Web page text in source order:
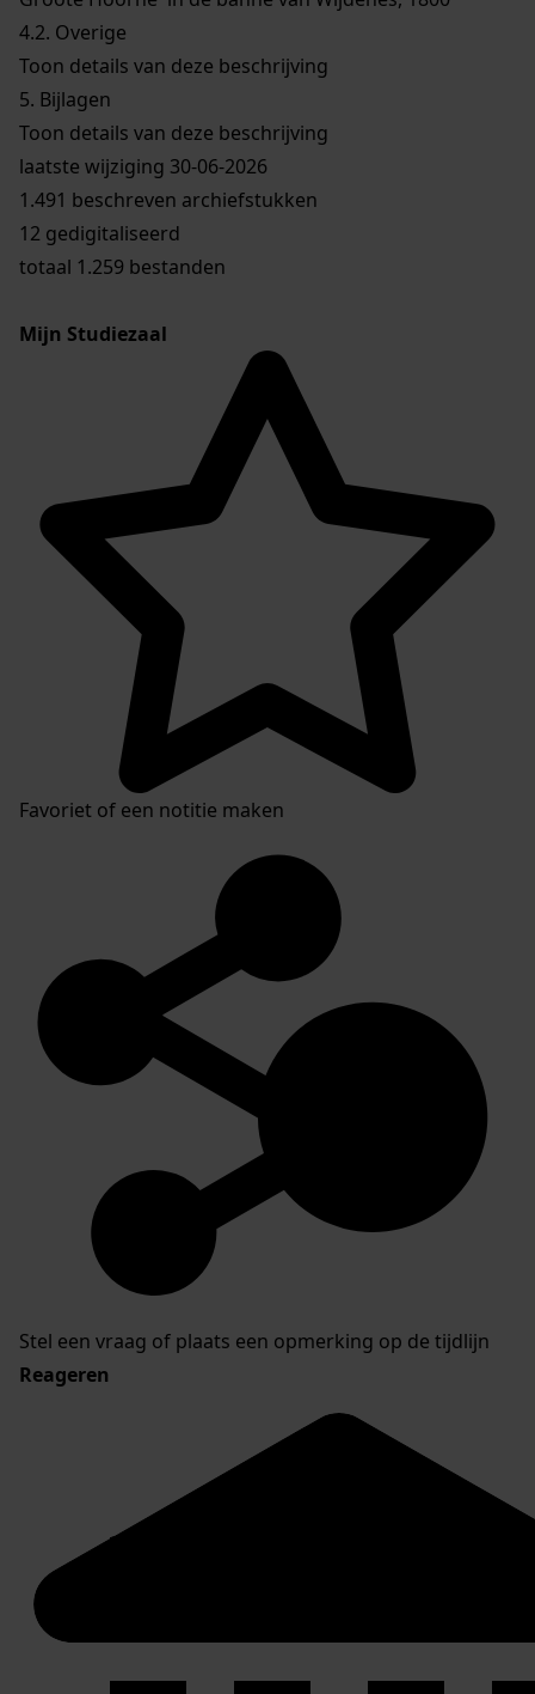
4.2. Overige
Toon details van deze beschrijving
5. Bijlagen
Toon details van deze beschrijving
laatste wijziging 30-06-2026
1.491 beschreven archiefstukken
12 gedigitaliseerd
totaal 1.259 bestanden
Mijn Studiezaal
Favoriet of een notitie maken
Stel een vraag of plaats een opmerking op de tijdlijn
Reageren